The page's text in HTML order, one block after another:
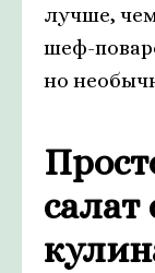
лучше,
шеф-
но
салат